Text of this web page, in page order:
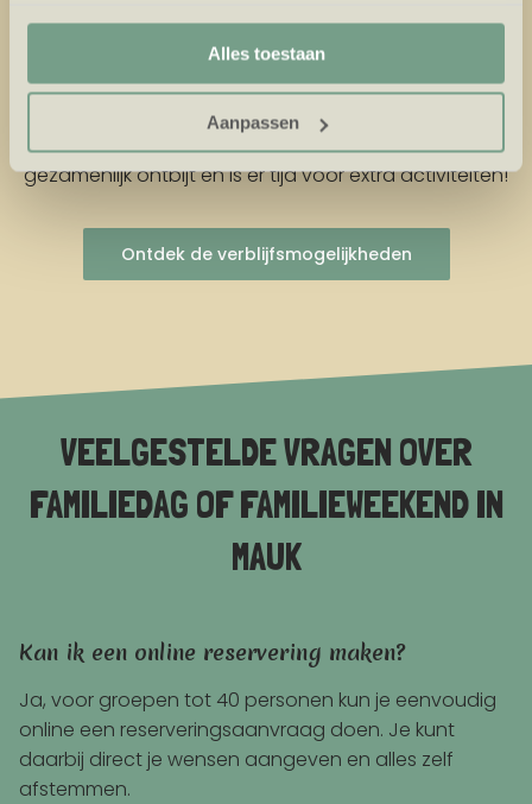
🎯 Marketing cookies – Hiermee kunnen we jou relevante
aanbiedingen en advertenties laten zien.
Alles toestaan
Aanpassen
Na een dag vol activiteiten kunnen jullie comfortabel
overnachten in de sfeervolle accommodaties. De
volgende ochtend begint de dag met een
gezamenlijk ontbijt en is er tijd voor extra activiteiten!
Ontdek de verblijfsmogelijkheden
VEELGESTELDE VRAGEN OVER
FAMILIEDAG OF FAMILIEWEEKEND IN
MAUK
Kan ik een online reservering maken?
Ja, voor groepen tot 40 personen kun je eenvoudig
online een reserveringsaanvraag doen. Je kunt
daarbij direct je wensen aangeven en alles zelf
afstemmen.